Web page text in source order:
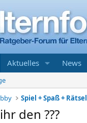
Aktuelles News
Spiel + Spaß + Rätsel
den ???